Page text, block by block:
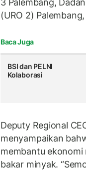
(URO 2)
Baca Juga
BSI dan PELNI
Kolaborasi
Deputy Regional
menyampaikan
membantu ekonomi
bakar minyak.